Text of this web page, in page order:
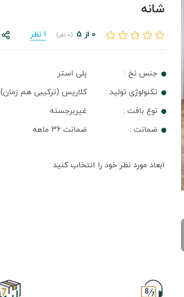
شانه
0 از 5 (0 نفر) 1 نظر
جنس نخ :
پلی استر
تکنولوژی تولید :
کلاریس (ترکیبی هم زمان)
نوع بافت :
غیربرجسته
ضمانت :
ضمانت 36 ماهه
ابعاد مورد نظر خود را انتخاب کنید :